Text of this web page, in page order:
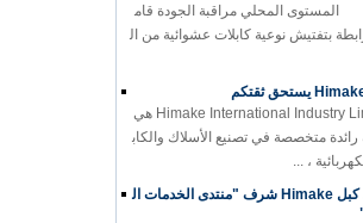
المحلي مراقبة الجودة قام
بتفتيش نوعية كابلات عشوائية من ال
Himake International Industry Limited هي
متخصصة في تصنيع الأسلاك والكاب
، ...
ودعي كبل Himake شرف "منتدى الخدمات ال